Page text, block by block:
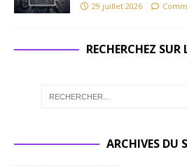
29 juillet 2026
RECHERCHEZ SUR
ARCHIVES DU